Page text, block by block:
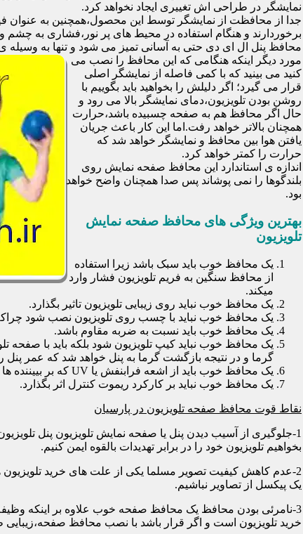
نمایشگر در طراحی اش تغییری ایجاد نخواهد کرد.
برخوردارند و هنگام استفاده در محیط های پر نور،فشاری به چشم
محافظ پنل ال ای دی حتی به آسانی تمیز می شود و تنها به وسیله
مورد دیگر اینکه هنگامی که این محافظ را نصب می
کنید می بینید که با کمی فاصله از نمایشگر اصلی
قرار می گیرد؛ اگر دلیلش را بخواهید باید بگوییم با
روشن بودن تلویزیون،دمای نمایشگر بالا می رود و
حال اگر محافظ هم به صفحه چسبیده باشد،حرارت
همچنان بالاتر خواهد رفت.اما این کار باعث جریان
یافتن هوا بین محافظ و نمایشگر خواهد شد که
حرارت را کمتر خواهد کرد.
اندازه ی استاندارد این محافظ صفحه نمایش روی
بلندگوها را نمی پوشاند پس صدا همچنان واضح خواهد
بود.
بهترین ویژگی های محافظ صفحه نمایش
تلویزیون
یک محافظ خوب باید سبک باشد زیرا استفاده
از محافظ سنگین به فریم تلویزیون فشار وارد
میکند.
یک محافظ خوب نباید روی زیبایی تلویزیون تاثیر بگذارد.
یک محافظ خوب نباید با چسب روی تلویزیون نصب شود
یک محافظ خوب باید نسبت به ضربه مقاوم باشد.
یک محافظ خوب نباید کیپ تلویزیون شود بلکه باید با
گرما و در نتیجه بازگشت گرما به پنل خواهد شد که عمر پنل را تا 30 درصد کاهش خواهد
یک محافظ خوب باید از اشعه فرابنفش یا UV که بر بییننده ها اثرات نا مطلوب می گذارد جلوگیری کند.
یک محافظ خوب نباید بر کارکرد ریموت کنترل اثر بگذارد.
نقاط قوت محافظ صفحه تلویزیون در پارسیان
1-جلوگیری از آسیب دیدن پنل یا صفحه نمایش تلویزیون پنل
بخواهیم تلویزیون خود را در برابر تهدیدات بالقوه ایمن کنیم.
2-عدم کاهش کیفیت تصویر مسلما یکی از علت های خرید
یک پیکسل از تصاویر نباشیم.
3-نامرئی بودن محافظ یک محافظ صفحه خوب علاوه بر اینکه
خرید تلویزیون است و اگر قرار باشد با نصب محافظ